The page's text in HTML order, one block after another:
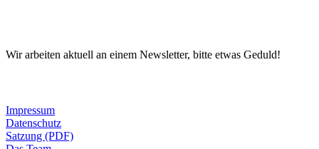
Wir arbeiten aktuell an einem Newsletter, bitte etwas Geduld!
Impressum
Datenschutz
Satzung (PDF)